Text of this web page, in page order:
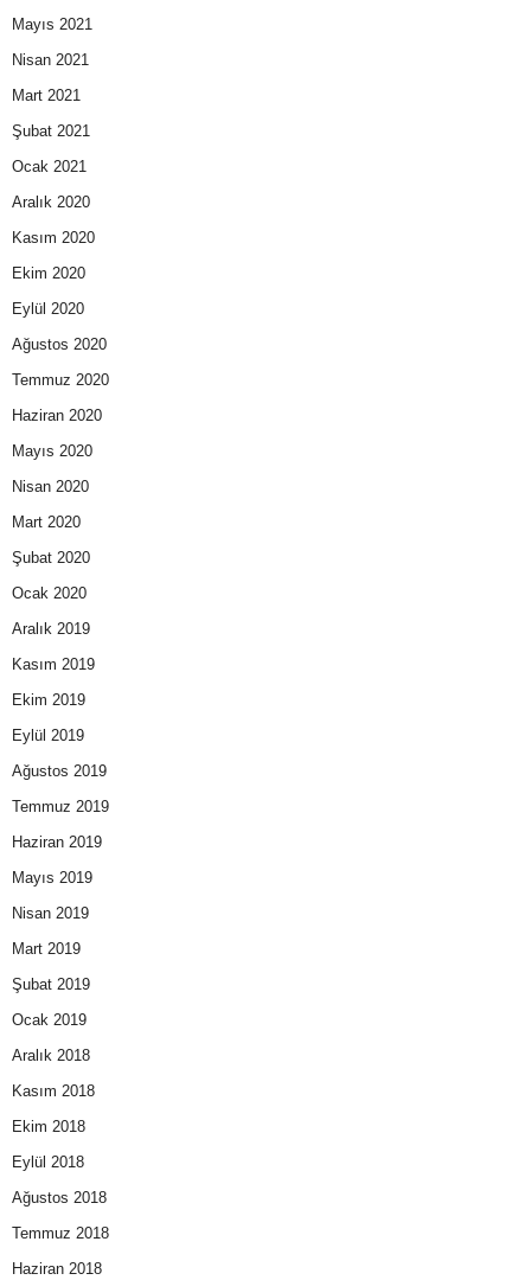
Mayıs 2021
Nisan 2021
Mart 2021
Şubat 2021
Ocak 2021
Aralık 2020
Kasım 2020
Ekim 2020
Eylül 2020
Ağustos 2020
Temmuz 2020
Haziran 2020
Mayıs 2020
Nisan 2020
Mart 2020
Şubat 2020
Ocak 2020
Aralık 2019
Kasım 2019
Ekim 2019
Eylül 2019
Ağustos 2019
Temmuz 2019
Haziran 2019
Mayıs 2019
Nisan 2019
Mart 2019
Şubat 2019
Ocak 2019
Aralık 2018
Kasım 2018
Ekim 2018
Eylül 2018
Ağustos 2018
Temmuz 2018
Haziran 2018